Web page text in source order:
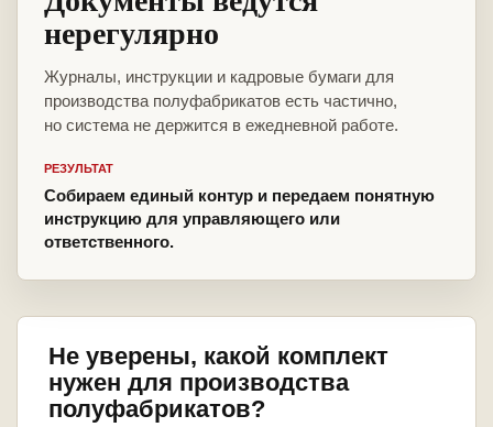
нерегулярно
Журналы, инструкции и кадровые бумаги для
производства полуфабрикатов есть частично,
но система не держится в ежедневной работе.
РЕЗУЛЬТАТ
Собираем единый контур и передаем понятную
инструкцию для управляющего или
ответственного.
Не уверены, какой комплект
нужен для производства
полуфабрикатов?